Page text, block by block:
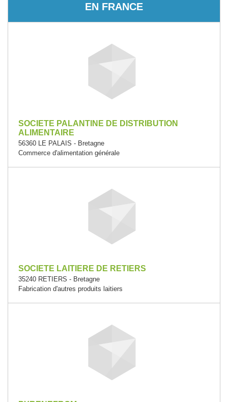
EN FRANCE
SOCIETE PALANTINE DE DISTRIBUTION
ALIMENTAIRE
56360 LE PALAIS - Bretagne
Commerce d'alimentation générale
SOCIETE LAITIERE DE RETIERS
35240 RETIERS - Bretagne
Fabrication d'autres produits laitiers